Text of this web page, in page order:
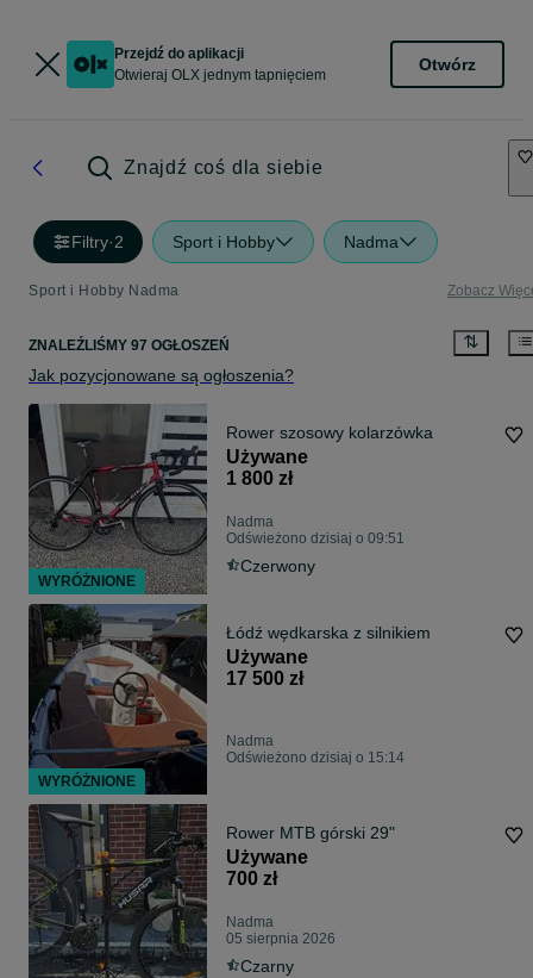
Przejdź do aplikacji
Otwieraj OLX jednym tapnięciem
Otwórz
Znajdź coś dla siebie
Filtry·2 Sport i Hobby Nadma
Sport i Hobby Nadma Zobacz
ZNALEŹLIŚMY 97 OGŁOSZEŃ
Jak pozycjonowane są ogłoszenia?
Rower szosowy kolarzówka
Używane
1 800 zł
Nadma
Odświeżono dzisiaj o 09:51
Czerwony
Łódź wędkarska z silnikiem
Używane
17 500 zł
Nadma
Odświeżono dzisiaj o 15:14
Rower MTB górski 29"
Używane
700 zł
Nadma
05 sierpnia 2026
Czarny
WYRÓŻNIONE
WYRÓŻNIONE